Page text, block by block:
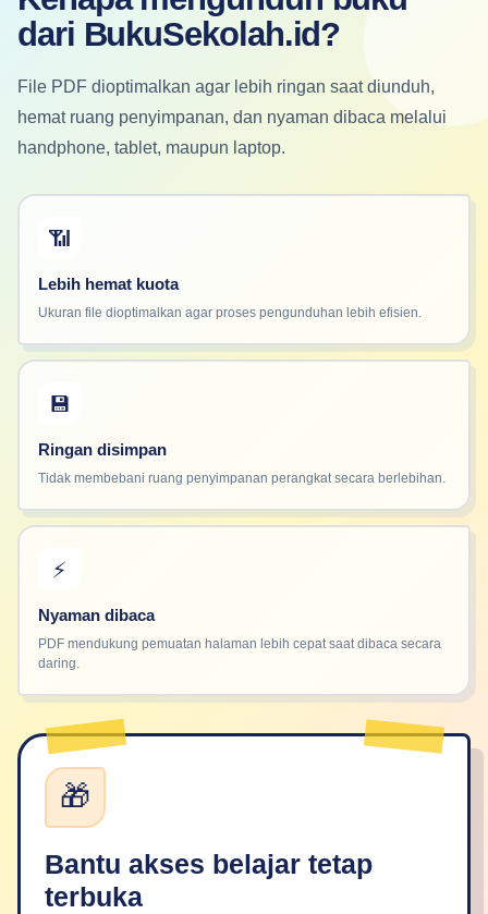
dari BukuSekolah.id?
File PDF dioptimalkan agar lebih ringan saat diunduh,
hemat ruang penyimpanan, dan nyaman dibaca melalui
handphone, tablet, maupun laptop.
📶
Lebih hemat kuota
Ukuran file dioptimalkan agar proses pengunduhan lebih efisien.
💾
Ringan disimpan
Tidak membebani ruang penyimpanan perangkat secara berlebihan.
⚡
Nyaman dibaca
PDF mendukung pemuatan halaman lebih cepat saat dibaca secara
daring.
🎁
Bantu akses belajar tetap
terbuka